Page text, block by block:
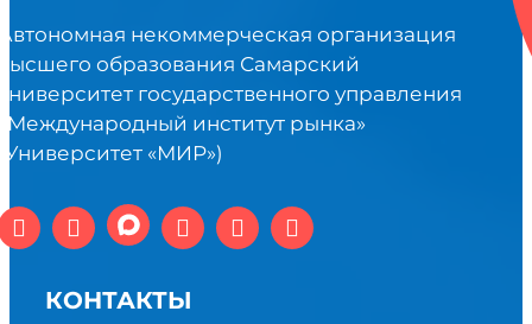
некоммерческая организация
образования Самарский
государственного управления
институт рынка»
«МИР»)
КОНТАКТЫ